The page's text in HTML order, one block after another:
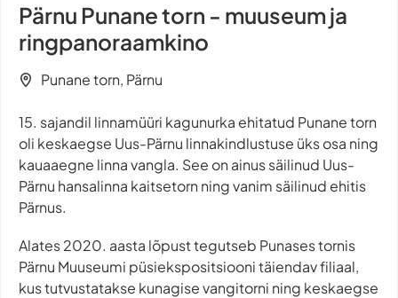
Pärnu Punane torn - muuseum ja
ringpanoraamkino
Punane torn, Pärnu
15. sajandil linnamüüri kagunurka ehitatud Punane torn
oli keskaegse Uus-Pärnu linnakindlustuse üks osa ning
kauaaegne linna vangla. See on ainus säilinud Uus-
Pärnu hansalinna kaitsetorn ning vanim säilinud ehitis
Pärnus.
Alates 2020. aasta lõpust tegutseb Punases tornis
Pärnu Muuseumi püsiekspositsiooni täiendav filiaal,
kus tutvustatakse kunagise vangitorni ning keskaegse